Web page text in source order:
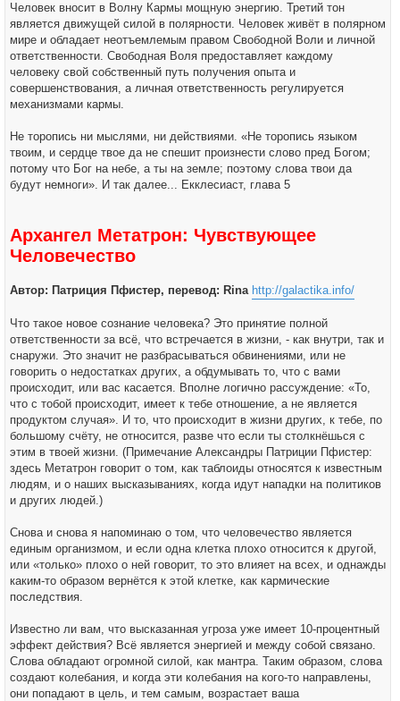
Человек вносит в Волну Кармы мощную энергию. Третий тон
является движущей силой в полярности. Человек живёт в полярном
мире и обладает неотъемлемым правом Свободной Воли и личной
ответственности. Свободная Воля предоставляет каждому
человеку свой собственный путь получения опыта и
совершенствования, а личная ответственность регулируется
механизмами кармы.
Не торопись ни мыслями, ни действиями. «Не торопись языком
твоим, и сердце твое да не спешит произнести слово пред Богом;
потому что Бог на небе, а ты на земле; поэтому слова твои да
будут немноги». И так далее... Екклесиаст, глава 5
Архангел Метатрон: Чувствующее
Человечество
Автор: Патриция Пфистер, перевод: Rina http://galactika.info/
Что такое новое сознание человека? Это принятие полной
ответственности за всё, что встречается в жизни, - как внутри, так и
снаружи. Это значит не разбрасываться обвинениями, или не
говорить о недостатках других, а обдумывать то, что с вами
происходит, или вас касается. Вполне логично рассуждение: «То,
что с тобой происходит, имеет к тебе отношение, а не является
продуктом случая». И то, что происходит в жизни других, к тебе, по
большому счёту, не относится, разве что если ты столкнёшься с
этим в твоей жизни. (Примечание Александры Патриции Пфистер:
здесь Метатрон говорит о том, как таблоиды относятся к известным
людям, и о наших высказываниях, когда идут нападки на политиков
и других людей.)
Снова и снова я напоминаю о том, что человечество является
единым организмом, и если одна клетка плохо относится к другой,
или «только» плохо о ней говорит, то это влияет на всех, и однажды
каким-то образом вернётся к этой клетке, как кармические
последствия.
Известно ли вам, что высказанная угроза уже имеет 10-процентный
эффект действия? Всё является энергией и между собой связано.
Слова обладают огромной силой, как мантра. Таким образом, слова
создают колебания, и когда эти колебания на кого-то направлены,
они попадают в цель, и тем самым, возрастает ваша